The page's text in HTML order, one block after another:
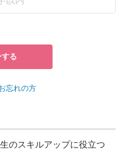
する
忘れの方
のスキルアップに役立つ